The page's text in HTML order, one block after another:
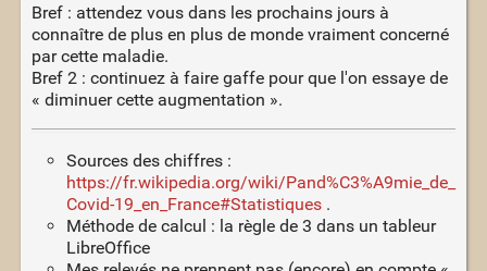
Bref : attendez vous dans les prochains jours à
connaître de plus en plus de monde vraiment concerné
par cette maladie.
Bref 2 : continuez à faire gaffe pour que l'on essaye de
« diminuer cette augmentation ».
Sources des chiffres :
https://fr.wikipedia.org/wiki/Pand%C3%A9mie_de_
Covid-19_en_France#Statistiques.
Méthode de calcul : la règle de 3 dans un tableur
LibreOffice